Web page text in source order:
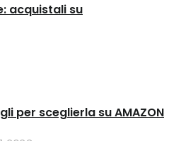
acquistali su
per sceglierla su AMAZON